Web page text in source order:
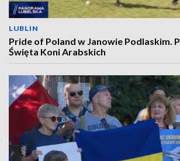
LUBLIN
Pride of Poland w Janowie Podlaskim.
Święta Koni Arabskich